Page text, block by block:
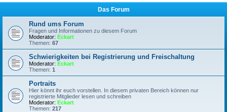
Das Forum
Rund ums Forum
Fragen und Informationen zu diesem Forum
Moderator: Eckart
Themen: 67
Schwierigkeiten bei Registrierung und Freischaltung
Moderator: Eckart
Themen: 1
Portraits
Hier könnt ihr euch vorstellen. In diesem privaten Bereich können nur
registrierte Mitglieder lesen und schreiben
Moderator: Eckart
Themen: 217